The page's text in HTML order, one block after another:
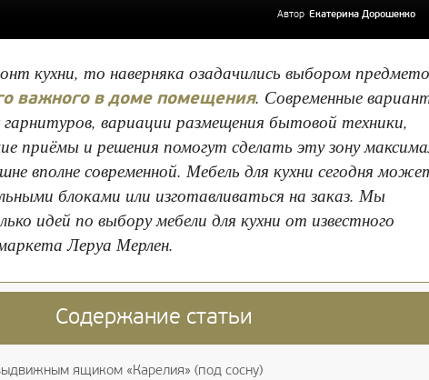
Автор Екатерина Дорошенко
кухни, то наверняка озадачились выбором
важного в доме помещения. Современные
вариации размещения бытовой техники,
приёмы и решения помогут сделать эту зону
вполне современной. Мебель для кухни сегодня
блоками или изготавливаться на заказ. Мы
идей по выбору мебели для кухни от известного
Леруа Мерлен.
Содержание статьи
ящиком «Карелия» (под сосну)